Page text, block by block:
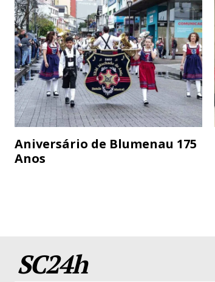
Aniversário de Blumenau 175
Anos
SC24h